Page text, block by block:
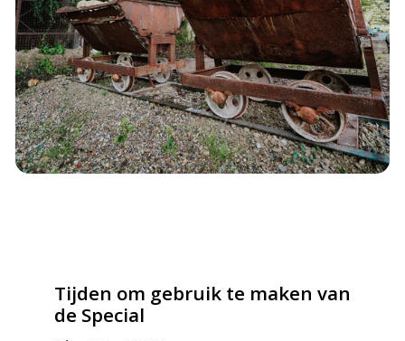
Tijden om gebruik te maken van
de Special